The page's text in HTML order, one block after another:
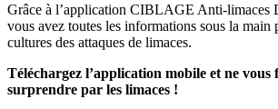
Grâce à l’application CIBLAGE Anti-limaces
vous avez toutes les informations sous la main
cultures des attaques de limaces.
Téléchargez l’application mobile et ne vous
surprendre par les limaces !